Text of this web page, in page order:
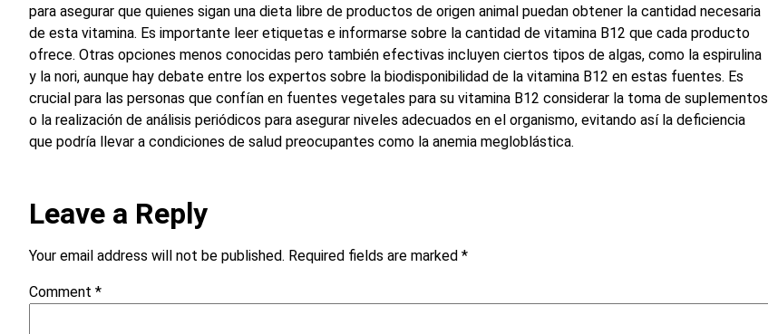
para asegurar que quienes sigan una dieta libre de productos de origen animal puedan obtener la cantidad necesaria
de esta vitamina. Es importante leer etiquetas e informarse sobre la cantidad de vitamina B12 que cada producto
ofrece. Otras opciones menos conocidas pero también efectivas incluyen ciertos tipos de algas, como la espirulina
y la nori, aunque hay debate entre los expertos sobre la biodisponibilidad de la vitamina B12 en estas fuentes. Es
crucial para las personas que confían en fuentes vegetales para su vitamina B12 considerar la toma de suplementos
o la realización de análisis periódicos para asegurar niveles adecuados en el organismo, evitando así la deficiencia
que podría llevar a condiciones de salud preocupantes como la anemia megloblástica.
Leave a Reply
Your email address will not be published. Required fields are marked *
Comment *